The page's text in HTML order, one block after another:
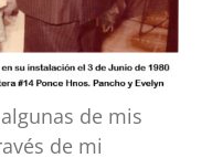
de mis
de mi